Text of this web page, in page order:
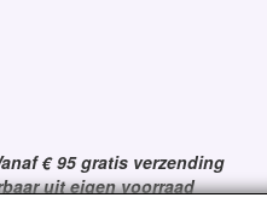
€ 95 gratis verzending
uit eigen voorraad